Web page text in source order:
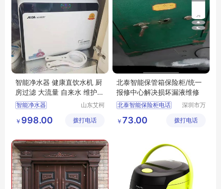
智能净水器 健康直饮水机 厨
房过滤 大流量 自来水 维护量
小
智能净水器
山东艾柯
技有限公
￥ 998.00 拨打电话
北泰智能保管箱保险柜/统一
报修中心解决损坏漏液维修
北泰智能保险柜电话
北泰智能保险柜厂家
深圳市万
务有限公
￥ 73.00 拨打电话